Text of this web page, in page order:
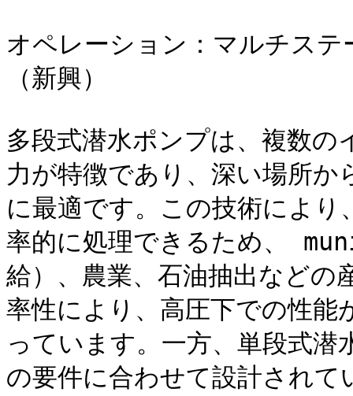
オペレーション：マルチス
（新興）
多段式潜水ポンプは、複数
力が特徴であり、深い場所
に最適です。この技術によ
率的に処理できるため、
給）、農業、石油抽出などの
率性により、高圧下での性能
っています。一方、単段式
の要件に合わせて設計され